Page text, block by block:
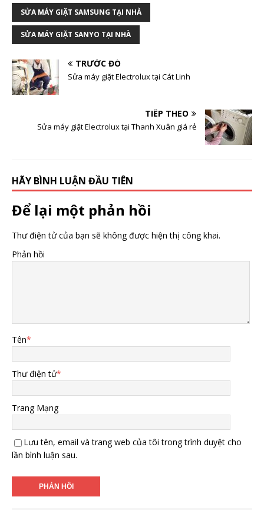
SỬA MÁY GIẶT SAMSUNG TẠI NHÀ
SỬA MÁY GIẶT SANYO TẠI NHÀ
TRƯỚC ĐÓ
Sửa máy giặt Electrolux tại Cát Linh
TIẾP THEO
Sửa máy giặt Electrolux tại Thanh Xuân giá rẻ
HÃY BÌNH LUẬN ĐẦU TIÊN
Để lại một phản hồi
Thư điện tử của bạn sẽ không được hiện thị công khai.
Phản hồi
Tên*
Thư điện tử*
Trang Mạng
Lưu tên, email và trang web của tôi trong trình duyệt cho
lần bình luận sau.